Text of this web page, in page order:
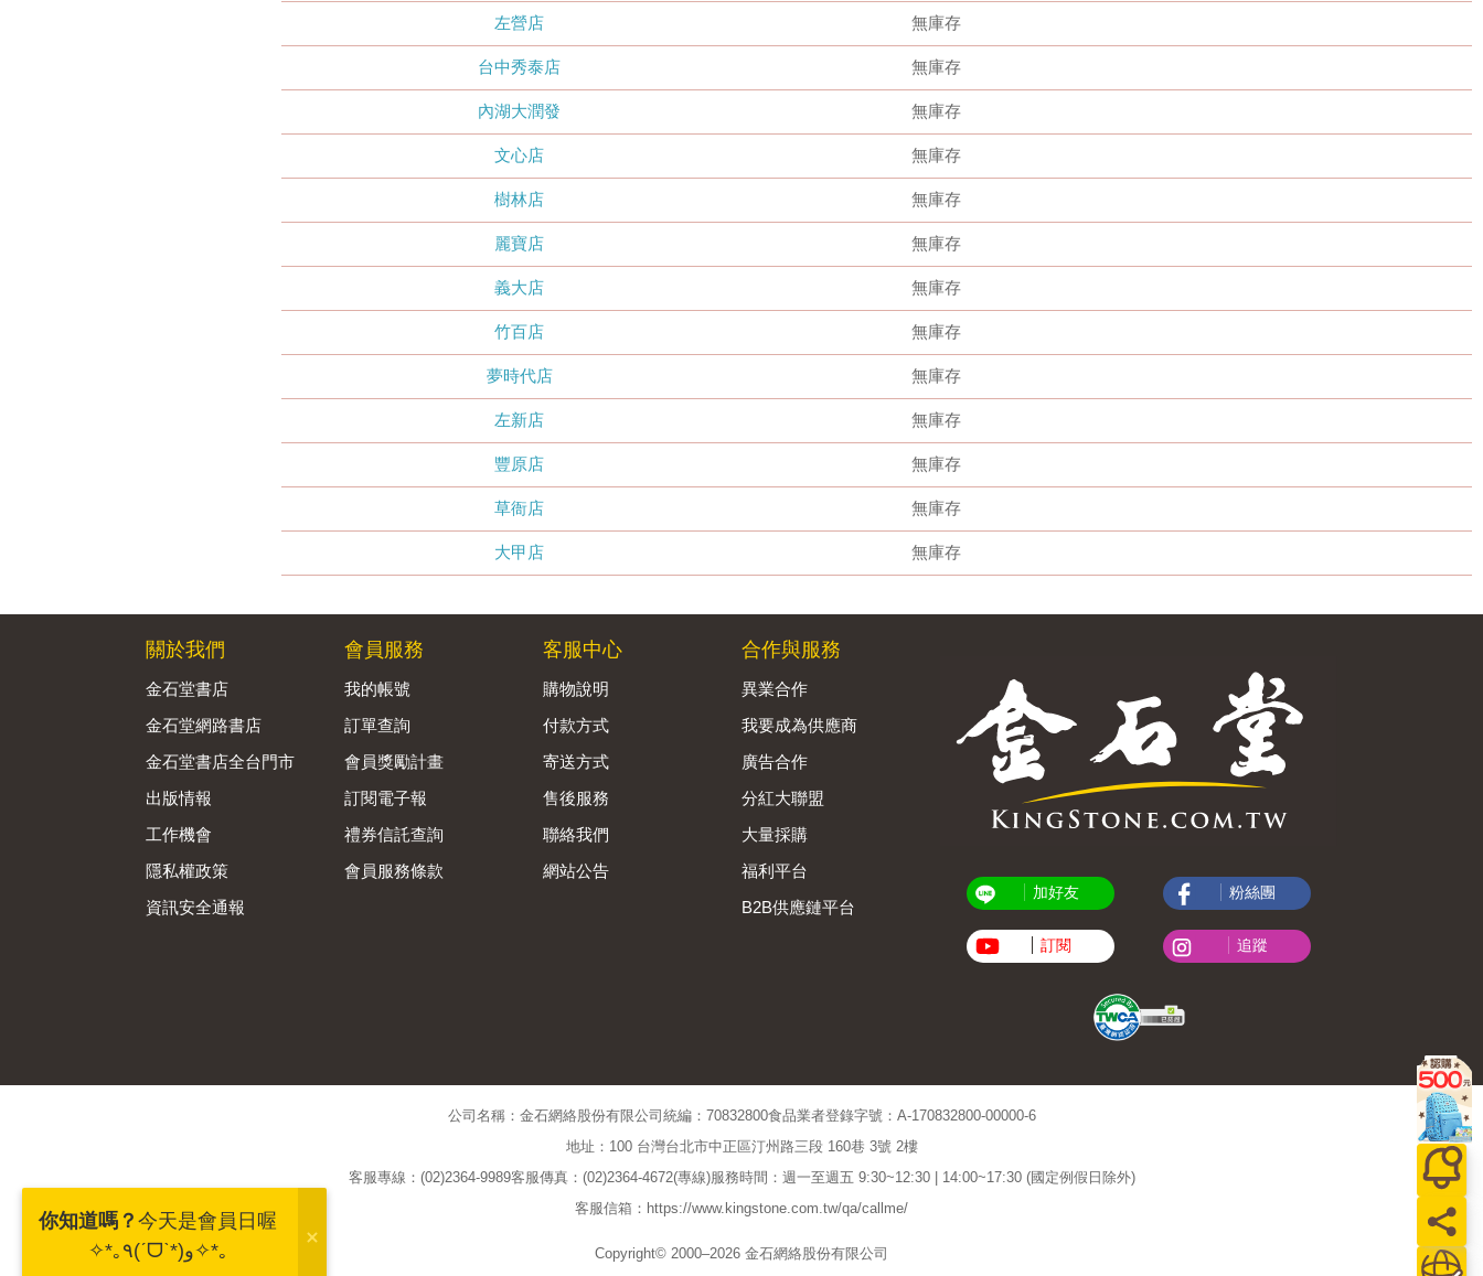
左營店 無庫存
台中秀泰店 無庫存
內湖大潤發 無庫存
文心店 無庫存
樹林店 無庫存
麗寶店 無庫存
義大店 無庫存
竹百店 無庫存
夢時代店 無庫存
左新店 無庫存
豐原店 無庫存
草衙店 無庫存
大甲店 無庫存
關於我們
金石堂書店
金石堂網路書店
金石堂書店全台門市
出版情報
工作機會
隱私權政策
資訊安全通報
會員服務
我的帳號
訂單查詢
會員獎勵計畫
訂閱電子報
禮券信託查詢
會員服務條款
客服中心
購物說明
付款方式
寄送方式
售後服務
聯絡我們
網站公告
合作與服務
異業合作
我要成為供應商
廣告合作
分紅大聯盟
大量採購
福利平台
B2B供應鏈平台
加好友
訂閱
粉絲團
追蹤
公司名稱：金石網絡股份有限公司 統編：70832800食品業者登錄字號：A-170832800-00000-6
地址：100 台灣台北市中正區汀州路三段 160巷 3號 2樓
客服專線：(02)2364-9989客服傳真：(02)2364-4672(專線)服務時間：週一至週五 9:30~12:30 | 14:00~17:30 (國定例假日除外)
客服信箱：https://www.kingstone.com.tw/qa/callme/
Copyright© 2000–2026 金石網絡股份有限公司
你知道嗎？ 今天是會員日喔
✧*｡٩(ˊᗜˋ*)و✧*｡